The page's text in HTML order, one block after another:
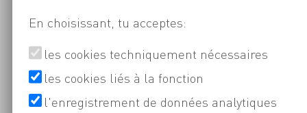
En choisissant, tu acceptes:
les cookies techniquement nécessaires
les cookies liés à la fonction
l'enregistrement de données analytiques